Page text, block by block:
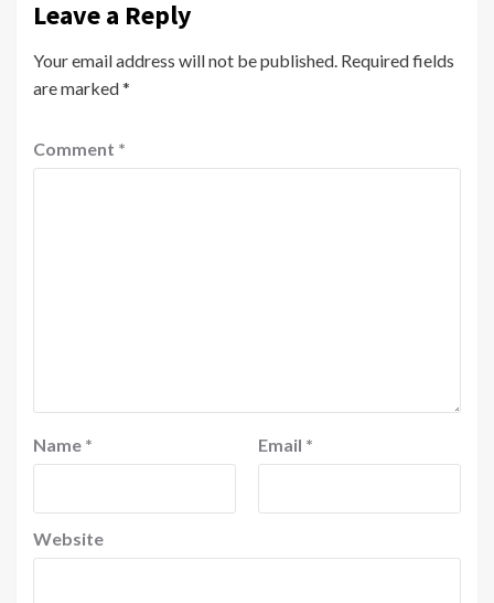
Leave a Reply
Your email address will not be published. Required fields
are marked*
Comment *
Name * Email *
Website